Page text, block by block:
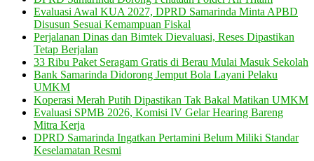
Evaluasi Awal KUA 2027, DPRD Samarinda Minta APBD
Disusun Sesuai Kemampuan Fiskal
Perjalanan Dinas dan Bimtek Dievaluasi, Reses Dipastikan
Tetap Berjalan
33 Ribu Paket Seragam Gratis di Berau Mulai Masuk Sekolah
Bank Samarinda Didorong Jemput Bola Layani Pelaku
UMKM
Koperasi Merah Putih Dipastikan Tak Bakal Matikan UMKM
Evaluasi SPMB 2026, Komisi IV Gelar Hearing Bareng
Mitra Kerja
DPRD Samarinda Ingatkan Pertamini Belum Miliki Standar
Keselamatan Resmi